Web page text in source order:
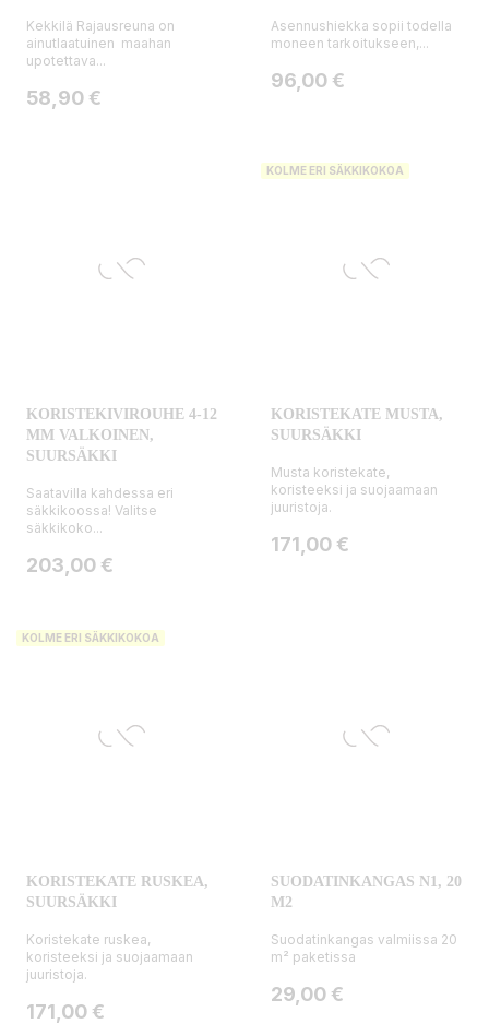
Kekkilä Rajausreuna on
ainutlaatuinen maahan
upotettava...
Hinta
58,90 €
Asennushiekka sopii todella
moneen tarkoitukseen,...
Hinta
96,00 €
KORISTEKIVIROUHE 4-12
MM VALKOINEN,
SUURSÄKKI
Saatavilla kahdessa eri
säkkikoossa! Valitse
säkkikoko...
Hinta
203,00 €
KOLME ERI SÄKKIKOKOA
KORISTEKATE MUSTA,
SUURSÄKKI
Musta koristekate,
koristeeksi ja suojaamaan
juuristoja.
Hinta
171,00 €
KOLME ERI SÄKKIKOKOA
KORISTEKATE RUSKEA,
SUURSÄKKI
Koristekate ruskea,
koristeeksi ja suojaamaan
juuristoja.
Hinta
171,00 €
SUODATINKANGAS N1, 20
M2
Suodatinkangas valmiissa 20
m² paketissa
Hinta
29,00 €